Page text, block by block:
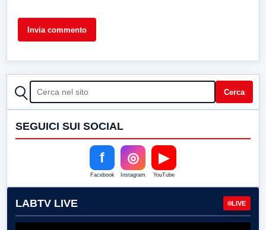
CERCA Cerca
SEGUICI SUI SOCIAL
f
Facebook
◎
Instagram
▶
YouTube
LABTV LIVE LIVE